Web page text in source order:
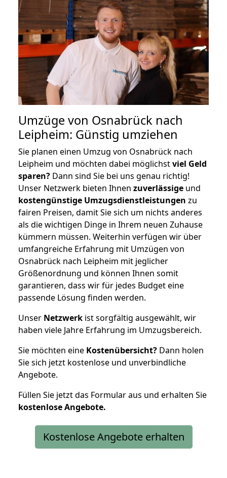
Umzüge von Osnabrück nach
Leipheim: Günstig umziehen
Sie planen einen Umzug von Osnabrück nach
Leipheim und möchten dabei möglichstviel Geld
sparen? Dann sind Sie bei uns genau richtig!
Unser Netzwerk bieten Ihnen zuverlässige und
kostengünstige Umzugsdienstleistungen zu
fairen Preisen, damit Sie sich um nichts anderes
als die wichtigen Dinge in Ihrem neuen Zuhause
kümmern müssen. Weiterhin verfügen wir über
umfangreiche Erfahrung mit Umzügen von
Osnabrück nach Leipheim mit jeglicher
Größenordnung und können Ihnen somit
garantieren, dass wir für jedes Budget eine
passende Lösung finden werden.
Unser Netzwerk ist sorgfältig ausgewählt, wir
haben viele Jahre Erfahrung im Umzugsbereich.
Sie möchten eine Kostenübersicht? Dann holen
Sie sich jetzt kostenlose und unverbindliche
Angebote.
Füllen Sie jetzt das Formular aus und erhalten Sie
kostenloseAngebote.
Kostenlose Angebote erhalten